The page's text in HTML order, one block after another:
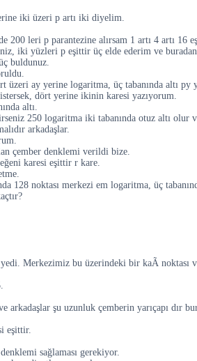
iki üzeri p artı iki diyelim.
200 leri p parantezine alırsam 1 artı 4 artı 16
iki yüzleri p eşittir üç elde ederim ve
buldunuz.
üzeri ay yerine logaritma, üç tabanında altı
dört yerine ikinin karesi yazıyorum.
altı.
250 logaritma iki tabanında otuz altı
arkadaşlar.
çember denklemi verildi bize.
karesi eşittir r kare.
128 noktası merkezi em logaritma, üç
Merkezimiz bu üzerindeki bir kaÃ noktası
arkadaşlar şu uzunluk çemberin yarıçapı dır
eşittir.
sağlaması gerekiyor.